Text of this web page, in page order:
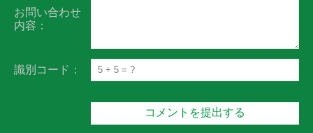
お問い合わせ
内容：
識別コード：